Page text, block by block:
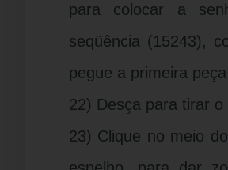
para colocar a
seqüência (15243),
pegue a primeira
22) Desça para tirar o
23) Clique no meio